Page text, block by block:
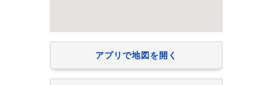
アプリで地図を開く